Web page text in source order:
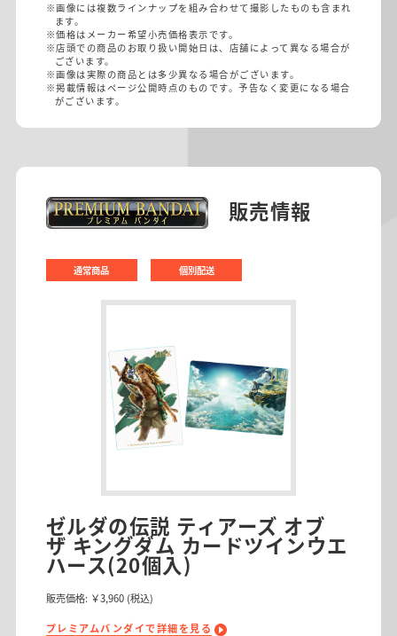
※画像には複数ラインナップを組み合わせて撮影したものも含まれ
ます。
※価格はメーカー希望小売価格表示です。
※店頭での商品のお取り扱い開始日は、店舗によって異なる場合が
ございます。
※画像は実際の商品とは多少異なる場合がございます。
※掲載情報はページ公開時点のものです。予告なく変更になる場合
がございます。
販売情報
通常商品 個別配送
ゼルダの伝説 ティアーズ オブ
ザ キングダム カードツインウエ
ハース(20個入)
販売価格: ￥3,960 (税込)
プレミアムバンダイで詳細を見る